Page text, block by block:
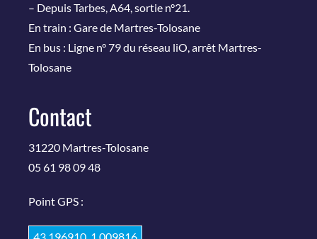
– Depuis Tarbes, A64, sortie n°21.
En train : Gare de Martres-Tolosane
En bus : Ligne n° 79 du réseau liO, arrêt Martres-
Tolosane
Contact
31220 Martres-Tolosane
05 61 98 09 48
Point GPS :